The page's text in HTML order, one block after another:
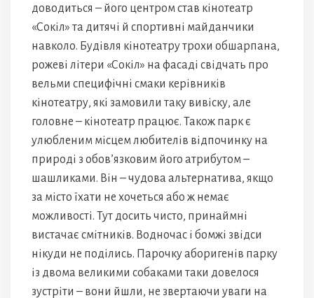
доводиться – його центром став кінотеатр
«Сокіл» та дитячі й спортивні майданчики
навколо. Будівля кінотеатру трохи обшарпана,
рожеві літери «Сокіл» на фасаді свідчать про
вельми специфічні смаки керівників
кінотеатру, які замовили таку вивіску, але
головне – кінотеатр працює. Також парк є
улюбленим місцем любителів відпочинку на
природі з обов’язковим його атрибутом –
шашликами. Він – чудова альтернатива, якщо
за місто їхати не хочеться або ж немає
можливості. Тут досить чисто, принаймні
вистачає смітників. Водночас і бомжі звідси
нікуди не поділись. Парочку аборигенів парку
із двома великими собаками таки довелося
зустріти – вони йшли, не звертаючи уваги на